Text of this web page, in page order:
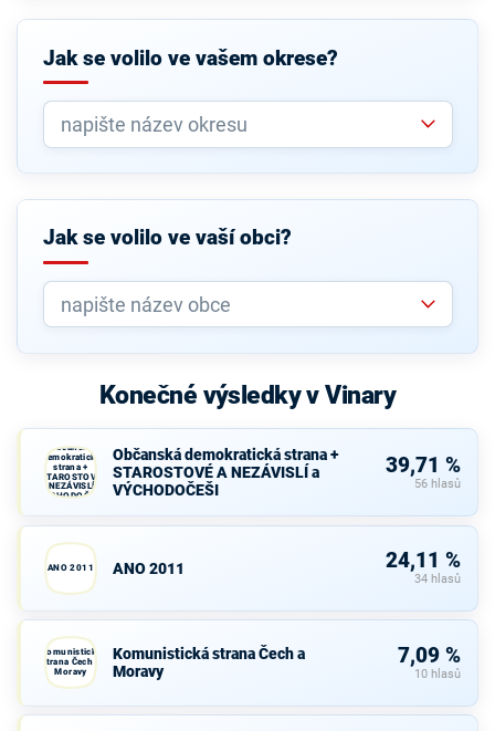
Jak se volilo ve vašem okrese?
Jak se volilo ve vaší obci?
Konečné výsledky v Vinary
Občanská
demokratická
strana +
STAROSTOVÉ
A NEZÁVISLÍ a
VÝCHODOČEŠI
Občanská demokratická strana +
STAROSTOVÉ A NEZÁVISLÍ a
VÝCHODOČEŠI
39,71 %
56 hlasů
ANO 2011 ANO 2011 24,11 %
34 hlasů
Komunistická
strana Čech a
Moravy
Komunistická strana Čech a
Moravy
7,09 %
10 hlasů